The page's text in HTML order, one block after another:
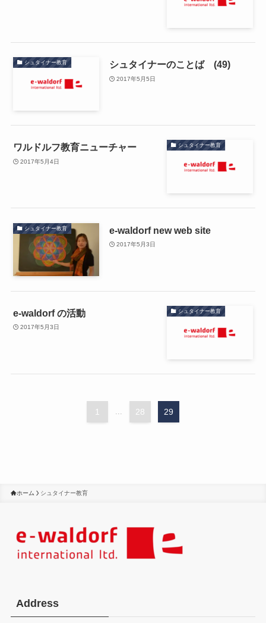
シュタイナー教育 シュタイナーのことば (49)
2017年5月5日
シュタイナー教育
ワルドルフ教育ニューチャー
2017年5月4日
シュタイナー教育 e-waldorf new web site
2017年5月3日
シュタイナー教育
e-waldorf の活動
2017年5月3日
1 28 29
ホーム シュタイナー教育
Address